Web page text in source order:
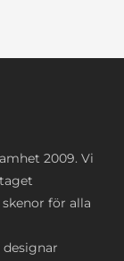
2009. Vi
för alla